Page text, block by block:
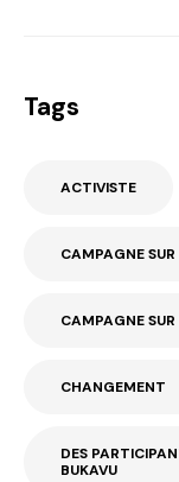
Tags
ACTIVISTE
CAMPAGNE SUR
CAMPAGNE SUR
CHANGEMENT
DES
BUKAVU